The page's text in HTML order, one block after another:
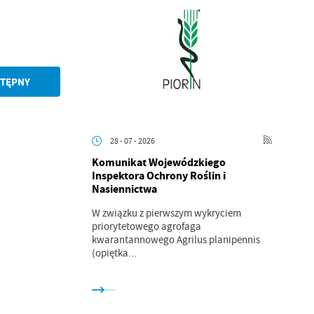
28 - 07 - 2026
Komunikat Wojewódzkiego
Inspektora Ochrony Roślin i
Nasiennictwa
W związku z pierwszym wykryciem
priorytetowego agrofaga
kwarantannowego Agrilus planipennis
(opiętka...